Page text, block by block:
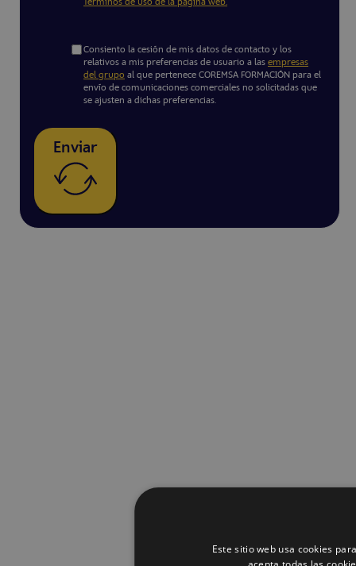
Consiento la cesión de mis datos de contacto y los
relativos a mis preferencias de usuario a las empresas
del grupo al que pertenece COREMSA FORMACIÓN para el
envío de comunicaciones comerciales no solicitadas que
se ajusten a dichas preferencias.
Enviar
Este sitio web usa cookies